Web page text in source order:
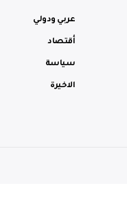
عربي ودولي
أقتصاد
سياسة
الاخيرة